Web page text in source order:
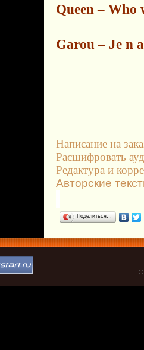
Queen –
Garou – Je n
Написание на
Расшифровать
Редактура и
Авторские
Поделиться…
©